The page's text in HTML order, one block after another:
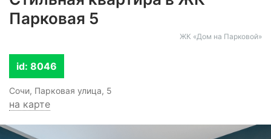
Парковая 5
ЖК «Дом на Парковой»
id: 8046
Сочи, Парковая улица, 5
на карте